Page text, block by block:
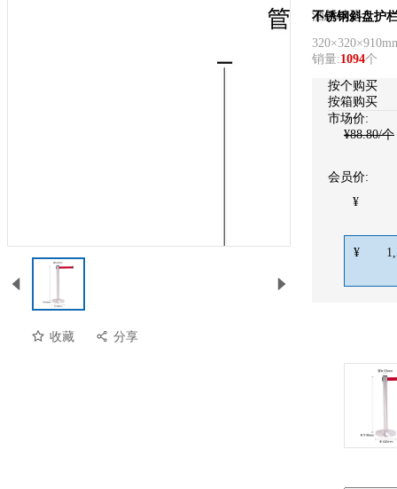
收藏 分享
酒总精选
不锈钢斜盘护
销量:1094个
按个购买
按箱购买
市场价:
¥88.80/个
会员价:
¥
¥